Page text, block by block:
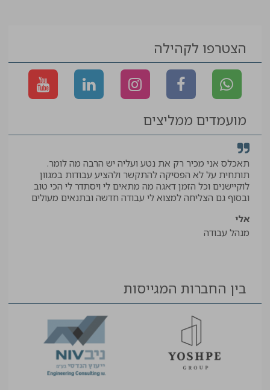
הצטרפו לקהילה
מועמדים ממליצים
תאכלס אני מכיר רק את נטע ועליה יש הרבה מה לומר.
תותחית על לא הפסיקה להתקשר ולהציע עבודות במגוון
לוקיישנים וכל הזמן דאגה מה מתאים לי ויסתדר לי הכי טוב
ובסוף גם הצליחה למצוא לי עבודה חדשה ובתנאים מעולים
אלי
מנהל עבודה
בין החברות המגייסות